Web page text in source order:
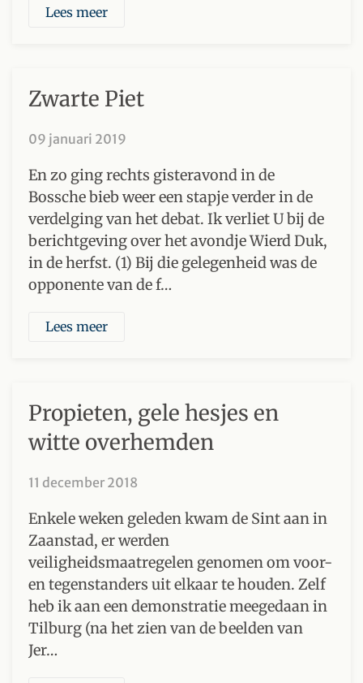
Lees meer
Zwarte Piet
09 januari 2019
En zo ging rechts gisteravond in de
Bossche bieb weer een stapje verder in de
verdelging van het debat. Ik verliet U bij de
berichtgeving over het avondje Wierd Duk,
in de herfst. (1) Bij die gelegenheid was de
opponente van de f…
Lees meer
Propieten, gele hesjes en
witte overhemden
11 december 2018
Enkele weken geleden kwam de Sint aan in
Zaanstad, er werden
veiligheidsmaatregelen genomen om voor-
en tegenstanders uit elkaar te houden. Zelf
heb ik aan een demonstratie meegedaan in
Tilburg (na het zien van de beelden van
Jer…